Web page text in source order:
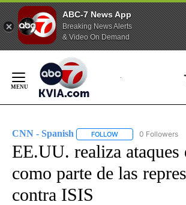
ABC-7 News App
Breaking News Alerts
& Video On Demand
Content
CNN - Spanish FOLLOW FOLLOW "CNN -
0 Followers
EE.UU. realiza ataques
como parte de las
contra ISIS